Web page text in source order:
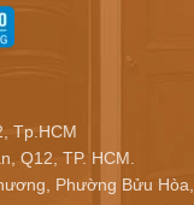
Tp.HCM
Q12, TP. HCM.
Phường Bửu Hòa,